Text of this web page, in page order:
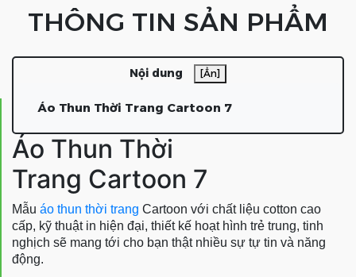
THÔNG TIN SẢN PHẨM
Nội dung [Ẩn]
Áo Thun Thời Trang Cartoon 7
Áo Thun Thời
Trang Cartoon 7
Mẫu áo thun thời trang Cartoon với chất liệu cotton cao
cấp, kỹ thuật in hiện đại, thiết kế hoạt hình trẻ trung, tinh
nghịch sẽ mang tới cho bạn thật nhiều sự tự tin và năng
động.